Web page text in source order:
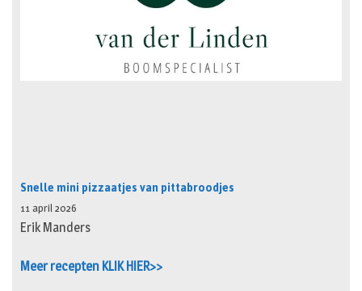
Snelle mini pizzaatjes van pittabroodjes
11 april 2026
Erik Manders
Meer recepten KLIK HIER>>